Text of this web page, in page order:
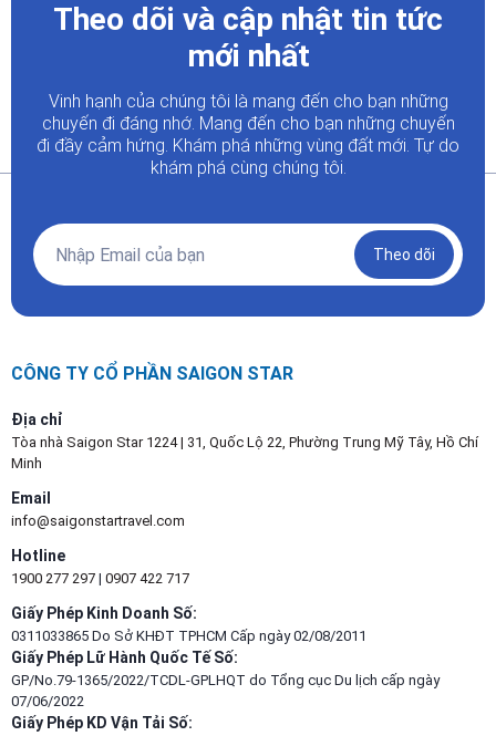
Theo dõi và cập nhật tin tức
mới nhất
Vinh hạnh của chúng tôi là mang đến cho bạn những
chuyến đi đáng nhớ. Mang đến cho bạn những chuyến
đi đầy cảm hứng. Khám phá những vùng đất mới. Tự do
khám phá cùng chúng tôi.
Theo dõi
CÔNG TY CỔ PHẦN SAIGON STAR
Địa chỉ
Tòa nhà Saigon Star 1224 | 31, Quốc Lộ 22, Phường Trung Mỹ Tây, Hồ Chí
Minh
Email
info@saigonstartravel.com
Hotline
1900 277 297 | 0907 422 717
Giấy Phép Kinh Doanh Số:
0311033865 Do Sở KHĐT TPHCM Cấp ngày 02/08/2011
Giấy Phép Lữ Hành Quốc Tế Số:
GP/No.79-1365/2022/TCDL-GPLHQT do Tổng cục Du lịch cấp ngày
07/06/2022
Giấy Phép KD Vận Tải Số: